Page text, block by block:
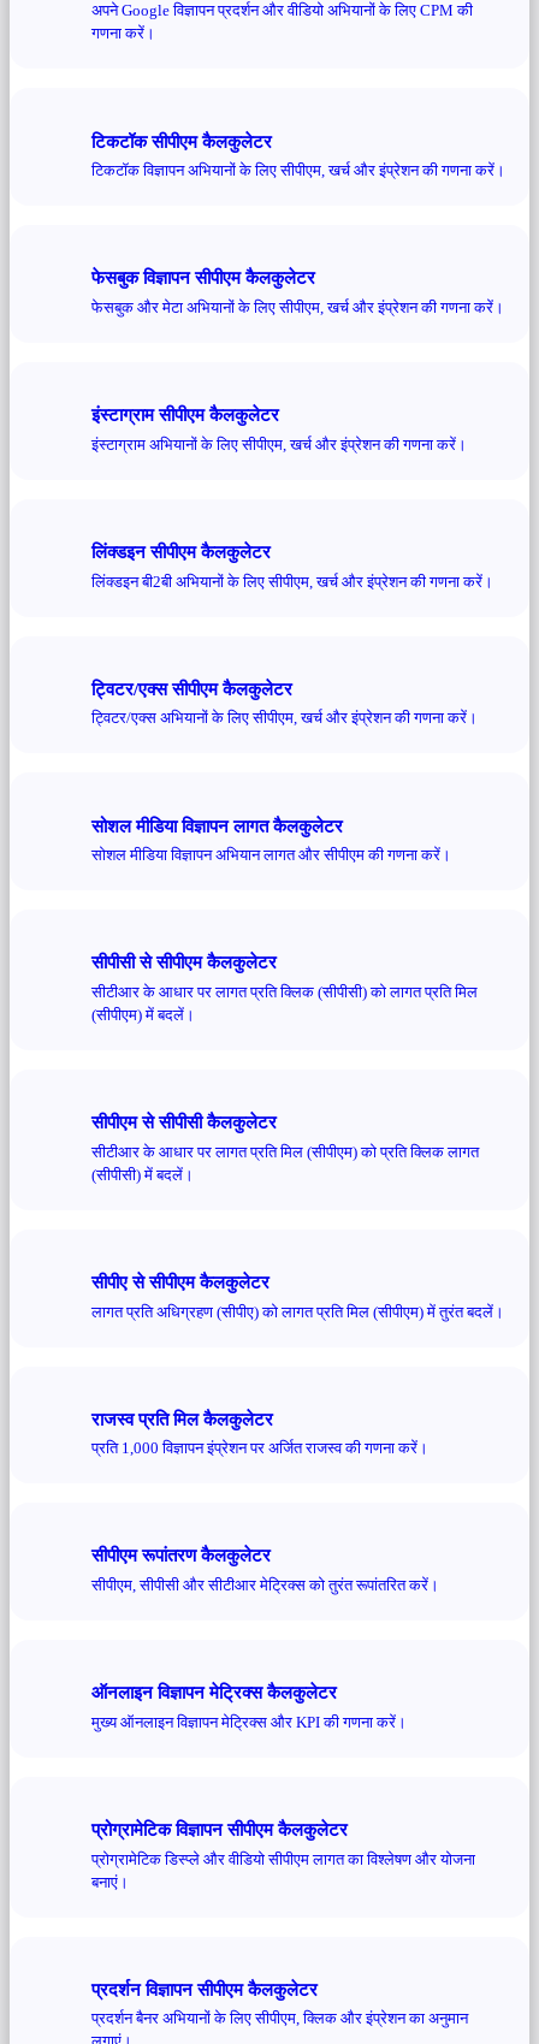
अपने Google विज्ञापन प्रदर्शन और वीडियो अभियानों के लिए CPM की
गणना करें।
टिकटॉक सीपीएम कैलकुलेटर
टिकटॉक विज्ञापन अभियानों के लिए सीपीएम, खर्च और इंप्रेशन की गणना करें।
फेसबुक विज्ञापन सीपीएम कैलकुलेटर
फेसबुक और मेटा अभियानों के लिए सीपीएम, खर्च और इंप्रेशन की गणना करें।
इंस्टाग्राम सीपीएम कैलकुलेटर
इंस्टाग्राम अभियानों के लिए सीपीएम, खर्च और इंप्रेशन की गणना करें।
लिंक्डइन सीपीएम कैलकुलेटर
लिंक्डइन बी2बी अभियानों के लिए सीपीएम, खर्च और इंप्रेशन की गणना करें।
ट्विटर/एक्स सीपीएम कैलकुलेटर
ट्विटर/एक्स अभियानों के लिए सीपीएम, खर्च और इंप्रेशन की गणना करें।
सोशल मीडिया विज्ञापन लागत कैलकुलेटर
सोशल मीडिया विज्ञापन अभियान लागत और सीपीएम की गणना करें।
सीपीसी से सीपीएम कैलकुलेटर
सीटीआर के आधार पर लागत प्रति क्लिक (सीपीसी) को लागत प्रति मिल
(सीपीएम) में बदलें।
सीपीएम से सीपीसी कैलकुलेटर
सीटीआर के आधार पर लागत प्रति मिल (सीपीएम) को प्रति क्लिक लागत
(सीपीसी) में बदलें।
सीपीए से सीपीएम कैलकुलेटर
लागत प्रति अधिग्रहण (सीपीए) को लागत प्रति मिल (सीपीएम) में तुरंत बदलें।
राजस्व प्रति मिल कैलकुलेटर
प्रति 1,000 विज्ञापन इंप्रेशन पर अर्जित राजस्व की गणना करें।
सीपीएम रूपांतरण कैलकुलेटर
सीपीएम, सीपीसी और सीटीआर मेट्रिक्स को तुरंत रूपांतरित करें।
ऑनलाइन विज्ञापन मेट्रिक्स कैलकुलेटर
मुख्य ऑनलाइन विज्ञापन मेट्रिक्स और KPI की गणना करें।
प्रोग्रामेटिक विज्ञापन सीपीएम कैलकुलेटर
प्रोग्रामेटिक डिस्प्ले और वीडियो सीपीएम लागत का विश्लेषण और योजना
बनाएं।
प्रदर्शन विज्ञापन सीपीएम कैलकुलेटर
प्रदर्शन बैनर अभियानों के लिए सीपीएम, क्लिक और इंप्रेशन का अनुमान